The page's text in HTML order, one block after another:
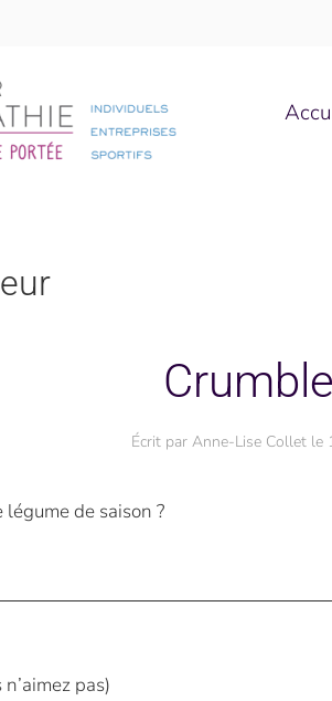
Écrit par Anne-Lise Collet le
de saison ?
pas)